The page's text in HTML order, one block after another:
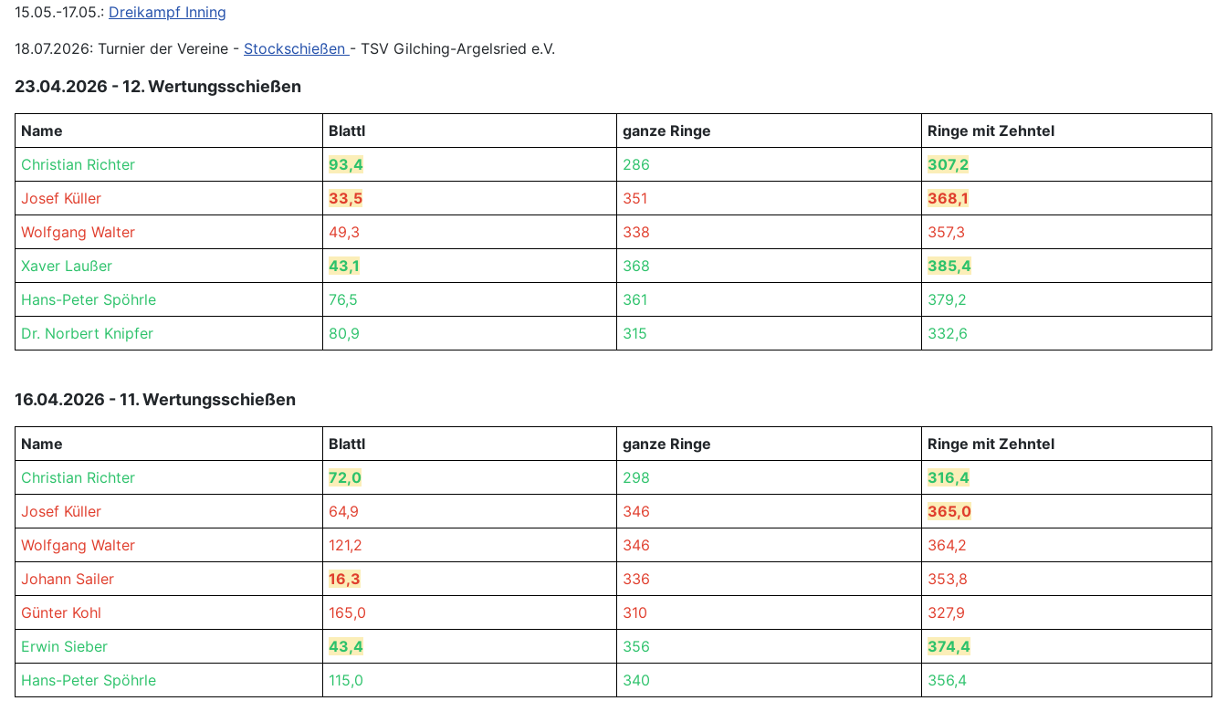
15.05.-17.05.: Dreikampf Inning
18.07.2026: Turnier der Vereine - Stockschießen - TSV Gilching-Argelsried e.V.
23.04.2026 - 12. Wertungsschießen
Name Blattl ganze Ringe
Ringe mit Zehntel
Christian Richter
93,4 286
307,2
Josef Küller
33,5 351
368,1
Wolfgang Walter
49,3 338
357,3
Xaver Laußer
43,1 368
385,4
Hans-Peter Spöhrle
76,5 361
379,2
Dr. Norbert Knipfer
80,9 315 332,6
16.04.2026 - 11. Wertungsschießen
Name Blattl ganze Ringe
Ringe mit Zehntel
Christian Richter
72,0 298
316,4
Josef Küller
64,9 346
365,0
Wolfgang Walter
121,2 346
364,2
Johann Sailer
16,3 336
353,8
Günter Kohl
165,0 310
327,9
Erwin Sieber
43,4 356
374,4
Hans-Peter Spöhrle
115,0 340 356,4